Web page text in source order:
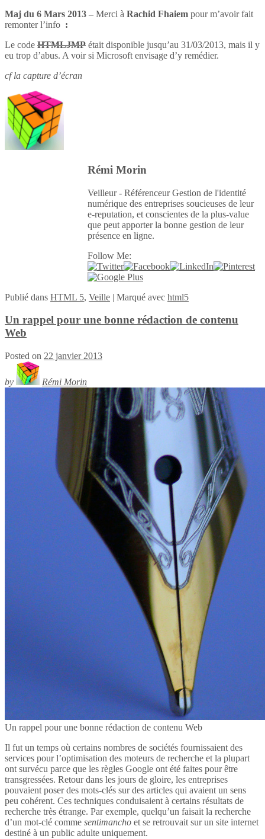
Maj du 6 Mars 2013 – Merci à Rachid Fhaiem pour m’avoir fait
remonter l’info :
Le code HTMLJMP était disponible jusqu’au 31/03/2013, mais il y
eu trop d’abus. A voir si Microsoft envisage d’y remédier.
cf la capture d’écran
Rémi Morin
Veilleur - Référenceur Gestion de l'identité
numérique des entreprises soucieuses de leur
e-reputation, et conscientes de la plus-value
que peut apporter la bonne gestion de leur
présence en ligne.
Follow Me:
Publié dans HTML 5, Veille | Marqué avec html5
Un rappel pour une bonne rédaction de contenu
Web
Posted on 22 janvier 2013
by Rémi Morin
Un rappel pour une bonne rédaction de contenu Web
Il fut un temps où certains nombres de sociétés fournissaient des
services pour l’optimisation des moteurs de recherche et la plupart
ont survécu parce que les règles Google ont été faites pour être
transgressées. Retour dans les jours de gloire, les entreprises
pouvaient poser des mots-clés sur des articles qui avaient un sens
peu cohérent. Ces techniques conduisaient à certains résultats de
recherche très étrange. Par exemple, quelqu’un faisait la recherche
d’un mot-clé comme sentimancho et se retrouvait sur un site internet
destiné à un public adulte uniquement.